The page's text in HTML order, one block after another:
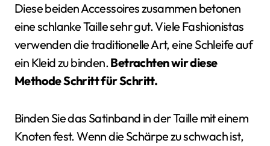
Diese beiden Accessoires zusammen betonen
eine schlanke Taille sehr gut. Viele Fashionistas
verwenden die traditionelle Art, eine Schleife auf
ein Kleid zu binden.Betrachten wir diese
Methode Schritt für Schritt.
Binden Sie das Satinband in der Taille mit einem
Knoten fest. Wenn die Schärpe zu schwach ist,